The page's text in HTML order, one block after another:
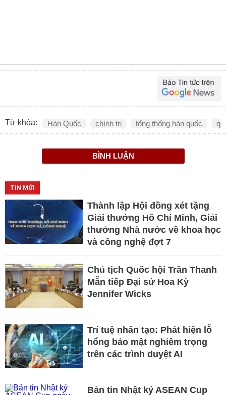
Từ khóa: Hàn Quốc chính trị tổng thống hàn quốc
BÌNH LUẬN
TIN MỚI
Thành lập Hội đồng xét tặng
Giải thưởng Hồ Chí Minh, Giải
thưởng Nhà nước về khoa học
và công nghệ đợt 7
Chủ tịch Quốc hội Trần Thanh
Mẫn tiếp Đại sứ Hoa Kỳ
Jennifer Wicks
Trí tuệ nhân tạo: Phát hiện lỗ
hổng bảo mật nghiêm trọng
trên các trình duyệt AI
Bản tin Nhật ký ASEAN Cup